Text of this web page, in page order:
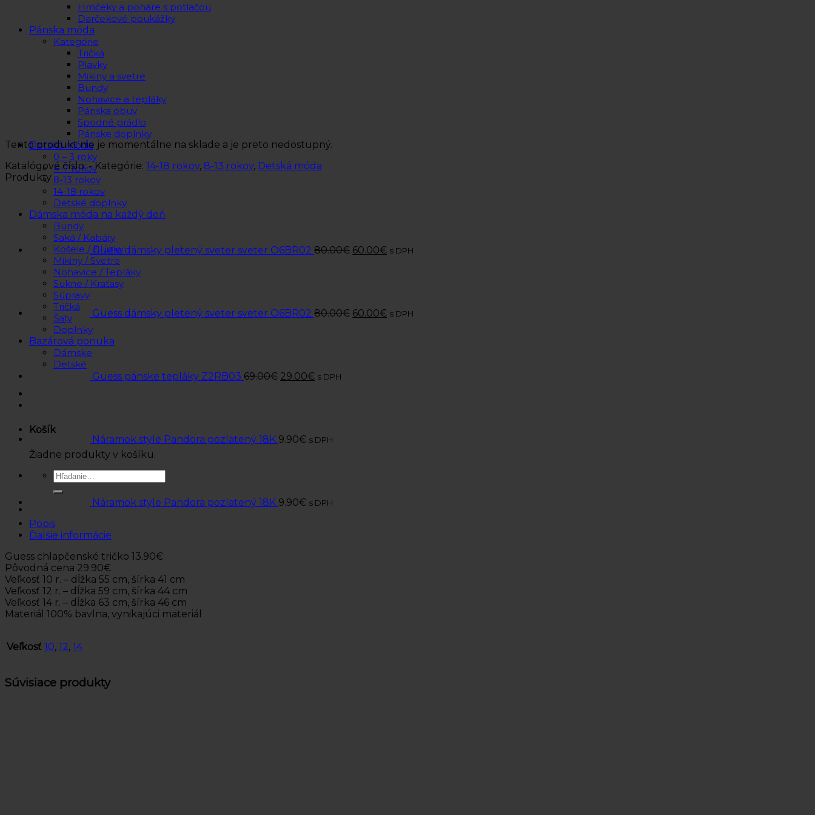
Hrnčeky a poháre s potlačou
Darčekové poukážky
Pánska móda
Kategórie
Tričká
Plavky
Mikiny a svetre
Bundy
Nohavice a tepláky
Pánska obuv
Spodné prádlo
Pánske doplnky
Detská móda
0 – 3 roky
4-7 rokov
8-13 rokov
14-18 rokov
Detské doplnky
Dámska móda na každý deň
Bundy
Saká / Kabáty
Košele / Blúzky
Mikiny / Svetre
Nohavice / Tepláky
Sukne / Kraťasy
Súpravy
Tričká
Šaty
Doplnky
Bazárová ponuka
Dámske
Detské
Košík
Žiadne produkty v košíku.
Hľadať:
Tento produkt nie je momentálne na sklade a je preto nedostupný.
Katalógové číslo:- Kategórie: 14-18 rokov, 8-13 rokov, Detská móda
Produkty
Guess dámsky pletený sveter sveter O6BR02 80.00€ 60.00€ s DPH
Guess dámsky pletený sveter sveter O6BR02 80.00€ 60.00€ s DPH
Guess pánske tepláky Z2RB03 69.00€ 29.00€ s DPH
Náramok style Pandora pozlatený 18K 9.90€ s DPH
Náramok style Pandora pozlatený 18K 9.90€ s DPH
Popis
Ďalšie informácie
Guess chlapčenské tričko 13.90€
Pôvodná cena 29.90€
Veľkosť 10 r. – dĺžka 55 cm, šírka 41 cm
Veľkosť 12 r. – dĺžka 59 cm, šírka 44 cm
Veľkosť 14 r. – dĺžka 63 cm, šírka 46 cm
Materiál 100% bavlna, vynikajúci materiál
Veľkosť 10, 12, 14
Súvisiace produkty